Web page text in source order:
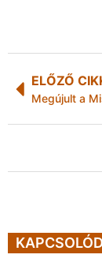
ELŐZŐ
Megújult a